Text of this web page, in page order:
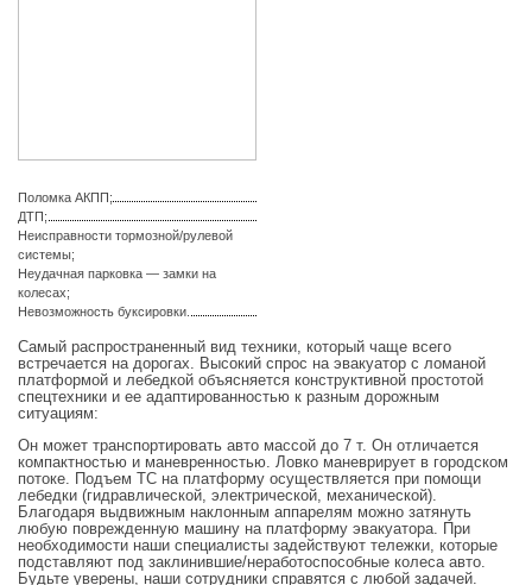
Поломка АКПП;
ДТП;
Неисправности тормозной/рулевой
системы;
Неудачная парковка — замки на
колесах;
Невозможность буксировки.
Самый распространенный вид техники, который чаще всего
встречается на дорогах. Высокий спрос на эвакуатор с ломаной
платформой и лебедкой объясняется конструктивной простотой
спецтехники и ее адаптированностью к разным дорожным
ситуациям:
Он может транспортировать авто массой до 7 т. Он отличается
компактностью и маневренностью. Ловко маневрирует в городском
потоке. Подъем ТС на платформу осуществляется при помощи
лебедки (гидравлической, электрической, механической).
Благодаря выдвижным наклонным аппарелям можно затянуть
любую поврежденную машину на платформу эвакуатора. При
необходимости наши специалисты задействуют тележки, которые
подставляют под заклинившие/неработоспособные колеса авто.
Будьте уверены, наши сотрудники справятся с любой задачей.